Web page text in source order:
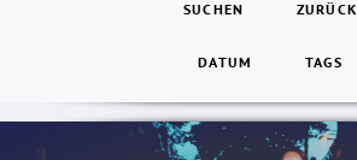
SUCHEN ZURÜCK
DATUM TAGS